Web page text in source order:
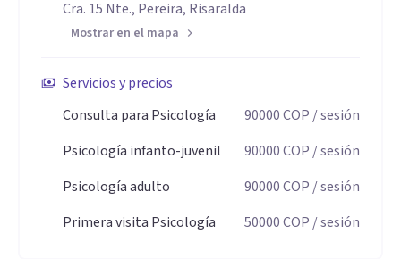
Cra. 15 Nte., Pereira, Risaralda
Mostrar en el mapa
Servicios y precios
Consulta para Psicología
90000COP / sesión
Psicología infanto-juvenil
90000COP / sesión
Psicología adulto
90000COP / sesión
Primera visita Psicología
50000COP / sesión